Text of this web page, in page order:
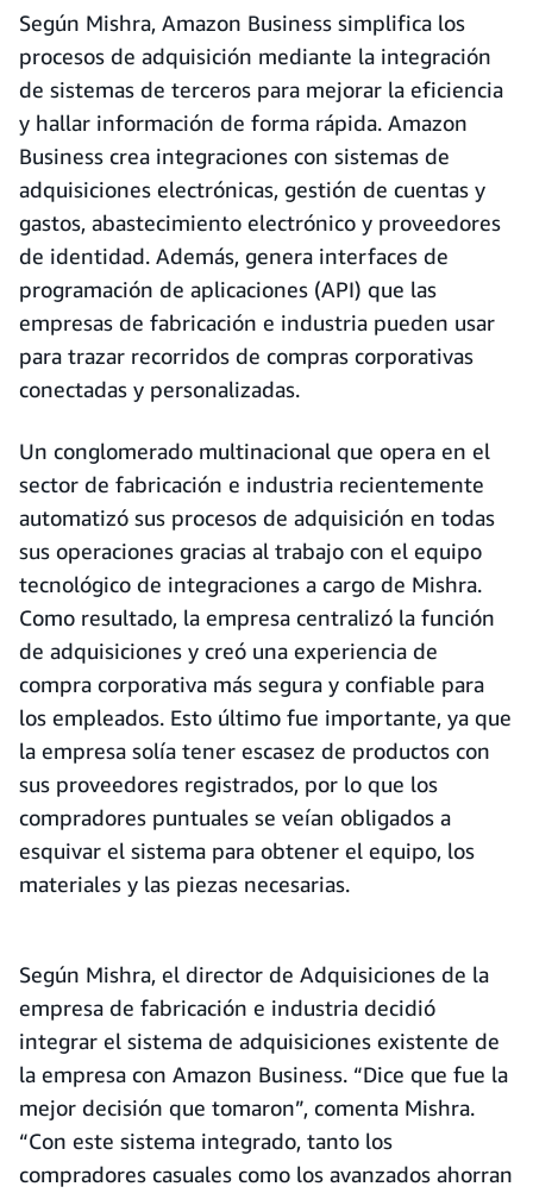
Según Mishra, Amazon Business simplifica los
procesos de adquisición mediante la integración
de sistemas de terceros para mejorar la eficiencia
y hallar información de forma rápida. Amazon
Business crea integraciones con sistemas de
adquisiciones electrónicas, gestión de cuentas y
gastos, abastecimiento electrónico y proveedores
de identidad. Además, genera interfaces de
programación de aplicaciones (API) que las
empresas de fabricación e industria pueden usar
para trazar recorridos de compras corporativas
conectadas y personalizadas.
Un conglomerado multinacional que opera en el
sector de fabricación e industria recientemente
automatizó sus procesos de adquisición en todas
sus operaciones gracias al trabajo con el equipo
tecnológico de integraciones a cargo de Mishra.
Como resultado, la empresa centralizó la función
de adquisiciones y creó una experiencia de
compra corporativa más segura y confiable para
los empleados. Esto último fue importante, ya que
la empresa solía tener escasez de productos con
sus proveedores registrados, por lo que los
compradores puntuales se veían obligados a
esquivar el sistema para obtener el equipo, los
materiales y las piezas necesarias.
Según Mishra, el director de Adquisiciones de la
empresa de fabricación e industria decidió
integrar el sistema de adquisiciones existente de
la empresa con Amazon Business. “Dice que fue la
mejor decisión que tomaron”, comenta Mishra.
“Con este sistema integrado, tanto los
compradores casuales como los avanzados ahorran